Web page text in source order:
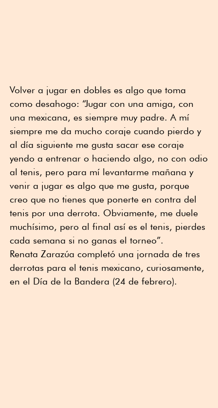
Volver a jugar en dobles es algo que toma
como desahogo: “Jugar con una amiga, con
una mexicana, es siempre muy padre. A mí
siempre me da mucho coraje cuando pierdo y
al día siguiente me gusta sacar ese coraje
yendo a entrenar o haciendo algo, no con odio
al tenis, pero para mí levantarme mañana y
venir a jugar es algo que me gusta, porque
creo que no tienes que ponerte en contra del
tenis por una derrota. Obviamente, me duele
muchísimo, pero al final así es el tenis, pierdes
cada semana si no ganas el torneo”.
Renata Zarazúa completó una jornada de tres
derrotas para el tenis mexicano, curiosamente,
en el Día de la Bandera (24 de febrero).